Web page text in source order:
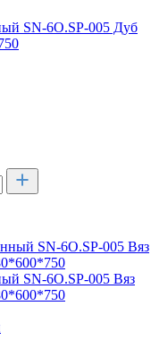
SN-6O.SP-005 Дуб
SN-6O.SP-005 Вяз